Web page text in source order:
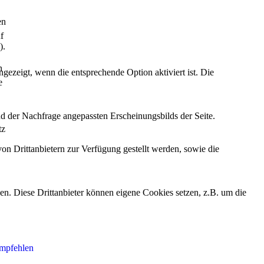
wenn die entsprechende Option aktiviert ist. Die
Nachfrage angepassten Erscheinungsbilds der Seite.
Drittanbietern zur Verfügung gestellt werden, sowie die
Diese Drittanbieter können eigene Cookies setzen, z.B. um die